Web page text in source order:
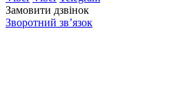
Замовити дзвінок
Зворотний зв’язок